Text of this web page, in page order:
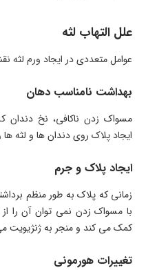
علل التهاب لثه
عوامل متعددی در ایجاد ورم لثه
بهداشت نامناسب دهان
مسواک زدن ناکافی، نخ دندان
ایجاد پلاک روی دندان ها و لثه
ایجاد پلاک و جرم
زمانی که پلاک به طور منظم
با مسواک زدن نمی توان آن را از
کمک می کند و منجر به ژنژیویت
تغییرات هورمونی